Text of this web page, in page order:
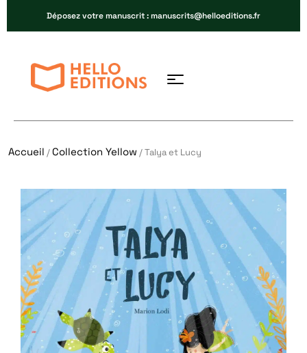
Déposez votre manuscrit : manuscrits@helloeditions.fr
Accueil /Collection Yellow / Talya et Lucy